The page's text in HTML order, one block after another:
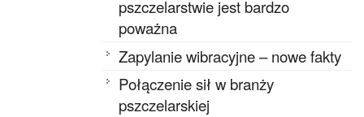
pszczelarstwie jest bardzo
poważna
Zapylanie wibracyjne – nowe fakty
Połączenie sił w branży
pszczelarskiej